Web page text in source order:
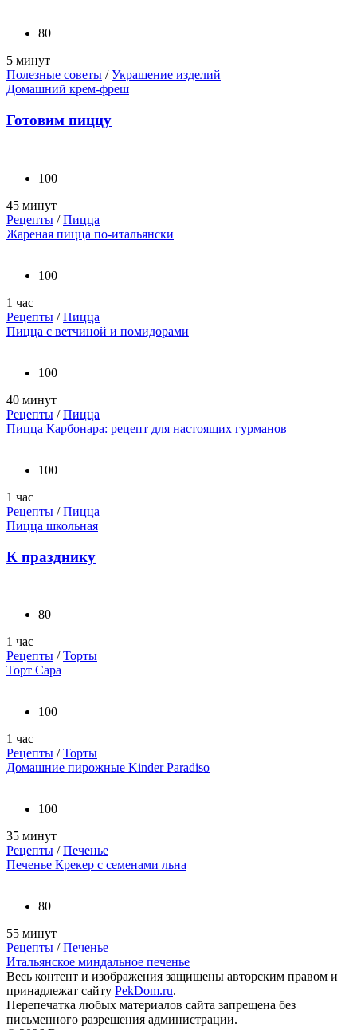
80
5 минут
Полезные советы /Украшение изделий
Домашний крем-фреш
Готовим пиццу
100
45 минут
Рецепты /Пицца
Жареная пицца по-итальянски
100
1 час
Рецепты /Пицца
Пицца с ветчиной и помидорами
100
40 минут
Рецепты /Пицца
Пицца Карбонара: рецепт для настоящих гурманов
100
1 час
Рецепты /Пицца
Пицца школьная
К празднику
80
1 час
Рецепты /Торты
Торт Сара
100
1 час
Рецепты /Торты
Домашние пирожные Kinder Paradiso
100
35 минут
Рецепты /Печенье
Печенье Крекер с семенами льна
80
55 минут
Рецепты /Печенье
Итальянское миндальное печенье
Весь контент и изображения защищены авторским правом и
принадлежат сайту PekDom.ru.
Перепечатка любых материалов сайта запрещена без
письменного разрешения администрации.